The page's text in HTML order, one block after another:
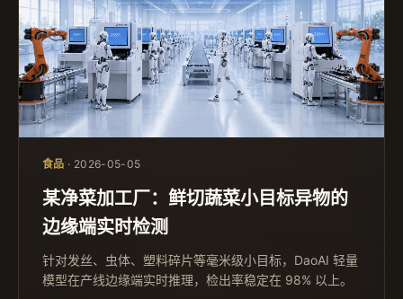
食品 · 2026-05-05
某净菜加工厂：鲜切蔬菜小目标异物的
边缘端实时检测
针对发丝、虫体、塑料碎片等毫米级小目标，DaoAI 轻量
模型在产线边缘端实时推理，检出率稳定在 98% 以上。